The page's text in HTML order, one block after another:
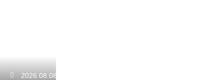
2026.08.08